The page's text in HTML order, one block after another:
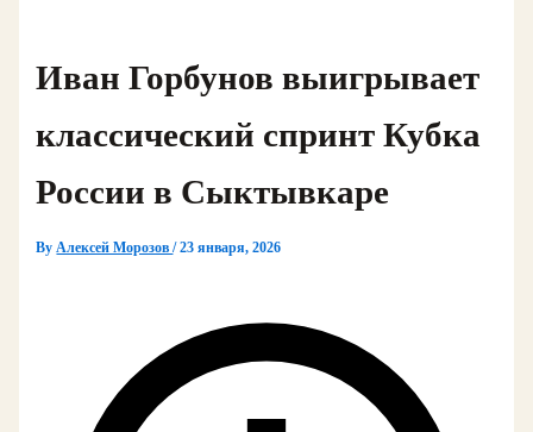
Иван Горбунов выигрывает
классический спринт Кубка
России в Сыктывкаре
ByАлексей Морозов/23 января, 2026